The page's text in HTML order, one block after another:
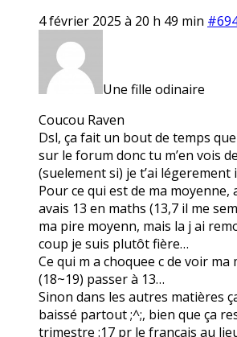
4 février 2025 à 20 h 49 min
Une fille odinaire
Coucou Raven
Dsl, ça fait un bout de temps
sur le forum donc tu m’en vois
(suelement si) je t’ai légerement
Pour ce qui est de ma
avais 13 en maths (13,7 il me
ma pire moyenn, mais la j ai
coup je suis plutôt fière…
Ce qui m a choquee c de voir ma
(18~19) passer à 13…
Sinon dans les autres matières
baissé partout ;^;, bien que ça
trimestre :17 pr le francais au